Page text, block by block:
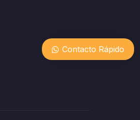
Contacto Rápido